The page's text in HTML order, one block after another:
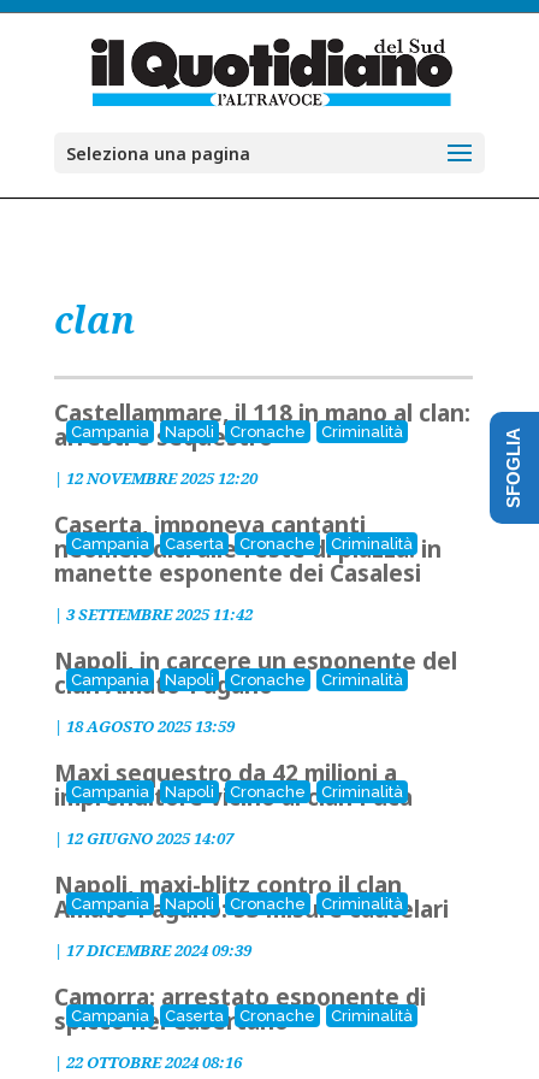
Seleziona una pagina
clan
Campania Napoli Cronache Criminalità
Castellammare, il 118 in mano al clan:
arresti e sequestro
| 12 NOVEMBRE 2025 12:20
Campania Caserta Cronache Criminalità
Caserta, imponeva cantanti
neomelodici alle feste di piazza: in
manette esponente dei Casalesi
| 3 SETTEMBRE 2025 11:42
Campania Napoli Cronache Criminalità
Napoli, in carcere un esponente del
clan Amato-Pagano
| 18 AGOSTO 2025 13:59
Campania Napoli Cronache Criminalità
Maxi sequestro da 42 milioni a
imprenditore vicino al clan Puca
| 12 GIUGNO 2025 14:07
Campania Napoli Cronache Criminalità
Napoli, maxi-blitz contro il clan
Amato-Pagano: 53 misure cautelari
| 17 DICEMBRE 2024 09:39
Campania Caserta Cronache Criminalità
Camorra: arrestato esponente di
spicco nel Casertano
| 22 OTTOBRE 2024 08:16
SFOGLIA